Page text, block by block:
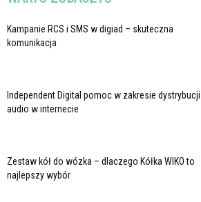
Kampanie RCS i SMS w digiad – skuteczna
komunikacja
Independent Digital pomoc w zakresie dystrybucji
audio w internecie
Zestaw kół do wózka – dlaczego Kółka WIKO to
najlepszy wybór